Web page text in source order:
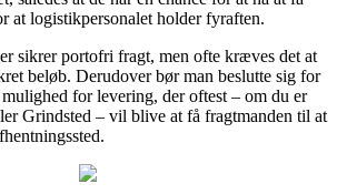
at logistikpersonalet holder fyraften.
sikrer portofri fragt, men ofte kræves det at
beløb. Derudover bør man beslutte sig for
for levering, der oftest – om du er
Grindsted – vil blive at få fragtmanden til at